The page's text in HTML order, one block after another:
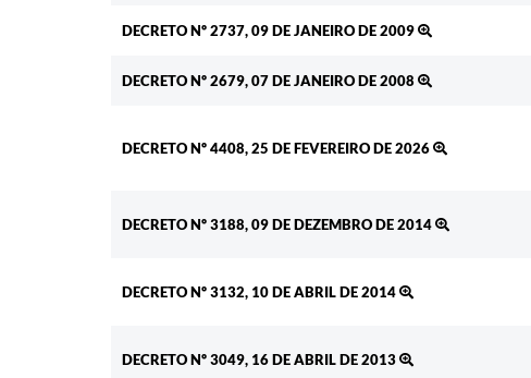
DECRETO Nº 2737, 09 DE JANEIRO DE 2009
DECRETO Nº 2679, 07 DE JANEIRO DE 2008
DECRETO Nº 4408, 25 DE FEVEREIRO DE 2026
DECRETO Nº 3188, 09 DE DEZEMBRO DE 2014
DECRETO Nº 3132, 10 DE ABRIL DE 2014
DECRETO Nº 3049, 16 DE ABRIL DE 2013